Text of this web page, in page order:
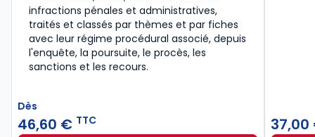
infractions pénales et administratives,
traités et classés par thèmes et par fiches
avec leur régime procédural associé, depuis
l'enquête, la poursuite, le procès, les
sanctions et les recours.
Dès
46,60 € TTC